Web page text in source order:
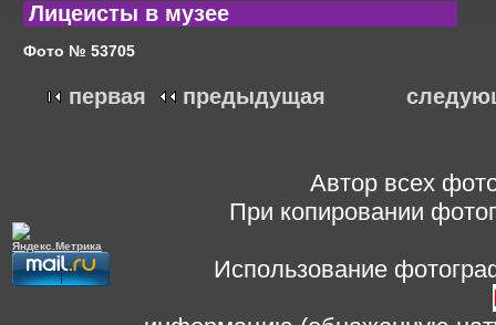
Лицеисты в музее
Фото № 53705
первая предыдущая
Автор всех
При копировании
Использование